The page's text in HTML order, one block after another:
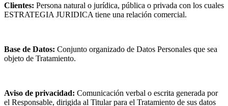
Clientes: Persona natural o jurídica, pública o privada con los cuales
ESTRATEGIA JURIDICA tiene una relación comercial.
Base de Datos: Conjunto organizado de Datos Personales que sea
objeto de Tratamiento.
Aviso de privacidad: Comunicación verbal o escrita generada por
el Responsable, dirigida al Titular para el Tratamiento de sus datos